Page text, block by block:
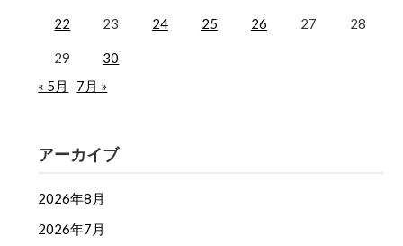
22 23 24 25 26 27 28
29
30
« 5月
7月 »
アーカイブ
2026年8月
2026年7月